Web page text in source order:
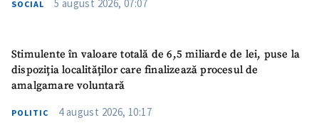
SOCIAL 5 august 2026, 07:07
Stimulente în valoare totală de 6,5 miliarde de lei, puse la
dispoziția localităților care finalizează procesul de
amalgamare voluntară
POLITIC 4 august 2026, 10:17
Nume+ Numele meu
Email+ Emailul meu
Telefon
+ Telefon personal